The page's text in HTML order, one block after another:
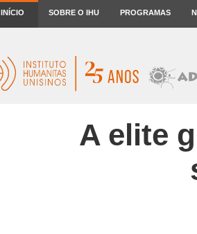
INÍCIO SOBRE O IHU PROGRAMAS
A elite